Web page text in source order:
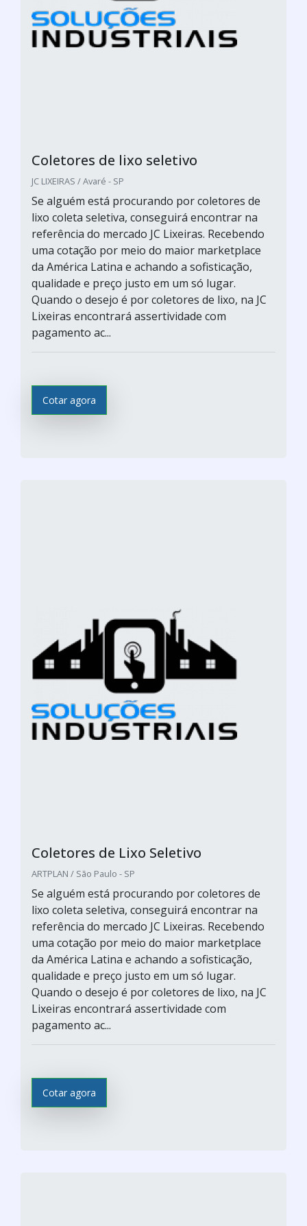
Coletores de lixo seletivo
JC LIXEIRAS / Avaré - SP
Se alguém está procurando por coletores de
lixo coleta seletiva, conseguirá encontrar na
referência do mercado JC Lixeiras. Recebendo
uma cotação por meio do maior marketplace
da América Latina e achando a sofisticação,
qualidade e preço justo em um só lugar.
Quando o desejo é por coletores de lixo, na JC
Lixeiras encontrará assertividade com
pagamento ac...
Cotar agora
Coletores de Lixo Seletivo
ARTPLAN / São Paulo - SP
Se alguém está procurando por coletores de
lixo coleta seletiva, conseguirá encontrar na
referência do mercado JC Lixeiras. Recebendo
uma cotação por meio do maior marketplace
da América Latina e achando a sofisticação,
qualidade e preço justo em um só lugar.
Quando o desejo é por coletores de lixo, na JC
Lixeiras encontrará assertividade com
pagamento ac...
Cotar agora